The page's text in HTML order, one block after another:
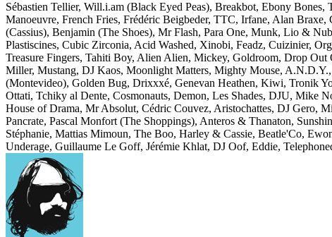
Sébastien Tellier, Will.i.am (Black Eyed Peas), Breakbot, Ebony
Manoeuvre, French Fries, Frédéric Beigbeder, TTC, Irfane, Alan
(Cassius), Benjamin (The Shoes), Mr Flash, Para One, Munk, Lio &
Plastiscines, Cubic Zirconia, Acid Washed, Xinobi, Feadz, Cuizinier,
Treasure Fingers, Tahiti Boy, Alien Alien, Mickey, Goldroom, Drop
Miller, Mustang, DJ Kaos, Moonlight Matters, Mighty Mouse,
(Montevideo), Golden Bug, Drixxxé, Genevan Heathen, Kiwi, Tronik
Ottati, Tchiky al Dente, Cosmonauts, Demon, Les Shades, DJU, Mike
House of Drama, Mr Absolut, Cédric Couvez, Aristochattes, DJ Gero,
Pancrate, Pascal Monfort (The Shoppings), Anteros & Thanaton,
Stéphanie, Mattias Mimoun, The Boo, Harley & Cassie, Beatle'Co,
Underage, Guillaume Le Goff, Jérémie Khlat, DJ Oof, Eddie,